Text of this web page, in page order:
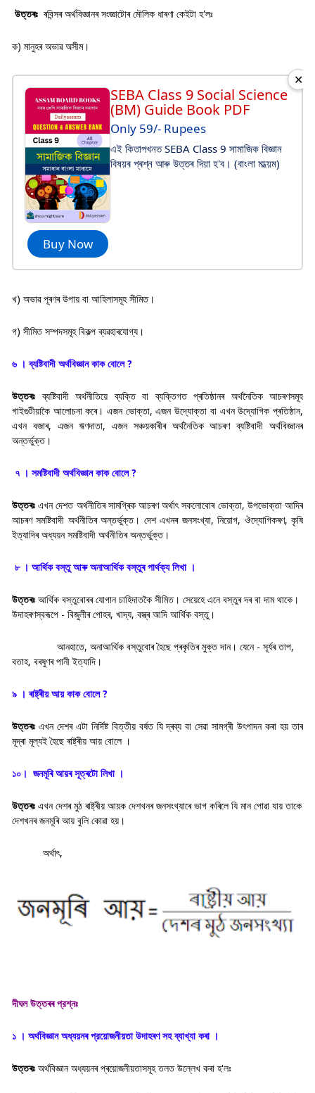
উত্তৰঃৰবিন্সৰ অৰ্থবিজ্ঞানৰ সংজ্ঞাটোৰ মৌলিক ধাৰণা কেইটা হ'লঃ
ক) মানুহৰ অভাৱ অসীম।
Buy Now
SEBA Class 9 Social Science
(BM) Guide Book PDF
Only 59/- Rupees
এই কিতাপখনত SEBA Class 9 সামাজিক বিজ্ঞান
বিষয়ৰ প্ৰশ্ন আৰু উত্তৰ দিয়া হ'ব। (বাংলা মাধ্য়ম)
✕
খ) অভাৱ পূৰণৰ উপায় বা আহিলাসমূহ সীমিত।
গ) সীমিত সম্পদসমূহ বিকল্প ব্যৱহাৰযোগ্য।
৬ । ব্যষ্টিবাদী অর্থবিজ্ঞান কাক বােলে ?
উত্তৰঃব্যষ্টিবাদী অৰ্থনীতিয়ে ব্যক্তি বা ব্যক্তিগত প্ৰতিষ্ঠানৰ অৰ্থনৈতিক আচৰণসমূহ
গাইগুটীয়াকৈ আলোচনা কৰে। এজন ভোক্তা, এজন উদ্যোক্তা বা এখন উদ্যোগিক প্ৰতিষ্ঠান,
এখন বজাৰ, এজন ঋণদাতা, এজন সঞ্চয়কাৰীৰ অৰ্থনৈতিক আচৰণ ব্যষ্টিবাদী অৰ্থবিজ্ঞানৰ
অন্তৰ্ভুক্ত।
৭ । সমষ্টিবাদী অর্থবিজ্ঞান কাক বােলে ?
উত্তৰঃএখন দেশত অৰ্থনীতিৰ সামগ্ৰিক আচৰণ অৰ্থাৎ সকলোবোৰ ভোক্তা, উপভোক্তা আদিৰ
আচৰণ সমষ্টিবাদী অৰ্থনীতিৰ অন্তৰ্ভুক্ত। দেশ এখনৰ জনসংখ্যা, নিয়োগ, ঔদ্যোগিকৰণ, কৃষি
ইত্যাদিৰ অধ্যয়ন সমষ্টিবাদী অৰ্থনীতিৰ অন্তৰ্ভুক্ত।
৮ । আর্থিক বস্তু আৰু অনাআর্থিক বস্তুৰ পার্থক্য লিখা ।
উত্তৰঃ আৰ্থিক বস্তুবোৰৰ যোগান চাহিদাতকৈ সীমিত। সেয়েহে এনে বস্তুৰ দৰ বা দাম থাকে।
উদাহৰণস্বৰূপে - বিজুলীৰ পোহৰ, খাদ্য, বস্ত্ৰ আদি আৰ্থিক বস্তু।
আনহাতে, অনাআৰ্থিক বস্তুবোৰ হৈছে প্ৰকৃতিৰ মুক্ত দান। যেনে - সূৰ্যৰ তাপ,
বতাহ, বৰষুণৰ পানী ইত্যাদি।
৯ । ৰাষ্ট্ৰীয় আয় কাক বােলে ?
উত্তৰঃ এখন দেশৰ এটা নিৰ্দিষ্ট বিত্তীয় বৰ্ষত যি দ্ৰব্য বা সেৱা সামগ্ৰী উৎপাদন কৰা হয় তাৰ
মূদ্ৰা মূল্যই হৈছে ৰাষ্ট্ৰীয় আয় বোলে ।
১০। জনমূৰি আয়ৰ সূত্ৰটো লিখা ।
উত্তৰঃ এখন দেশৰ মুঠ ৰাষ্ট্ৰীয় আয়ক দেশখনৰ জনসংখ্যাৰে ভাগ কৰিলে যি মান পোৱা যায় তাকে
দেশখনৰ জনমূৰি আয় বুলি কোৱা হয়।
অৰ্থাৎ,
দীঘল উত্তৰৰ প্রশ্নঃ
১ । অর্থবিজ্ঞান অধ্যয়নৰ প্রয়ােজনীয়তা উদাহৰণ সহ ব্যাখ্যা কৰা ।
উত্তৰঃ অৰ্থবিজ্ঞান অধ্যয়নৰ প্ৰয়োজনীয়তাসমূহ তলত উল্লেখ কৰা হ'লঃ